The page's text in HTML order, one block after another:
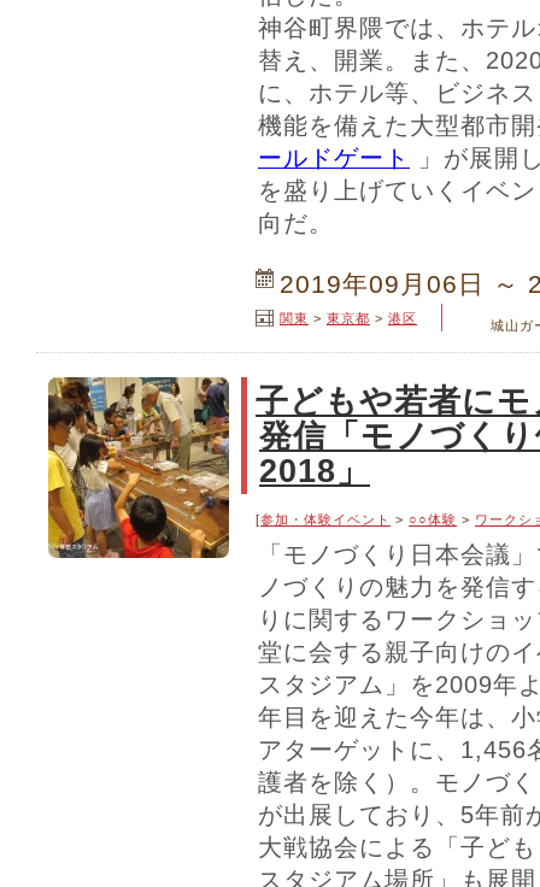
神谷町界隈では、ホテ
替え、開業。また、
に、ホテル等、ビジネ
機能を備えた大型都市
ールドゲート
」が展開
を盛り上げていくイベ
向だ。
2019年09月06日 ～
関東 > 東京都 > 港区 城山ガ
子どもや若者に
発信「モノづく
2018」
[参加・体験イベント > ○○体験 > ワークシ
「モノづくり日本会議
ノづくりの魅力を発信
りに関するワークショ
堂に会する親子向けの
スタジアム」を2009年
年目を迎えた今年は、
アターゲットに、1,456
護者を除く）。モノづ
が出展しており、5年前
大戦協会による「子ど
スタジアム場所」も展